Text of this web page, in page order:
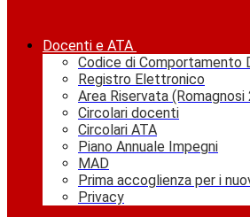
Docenti e ATA
Codice di Comportamento
Registro Elettronico
Area Riservata (Romagnosi
Circolari docenti
Circolari ATA
Piano Annuale Impegni
MAD
Prima accoglienza per i
Privacy